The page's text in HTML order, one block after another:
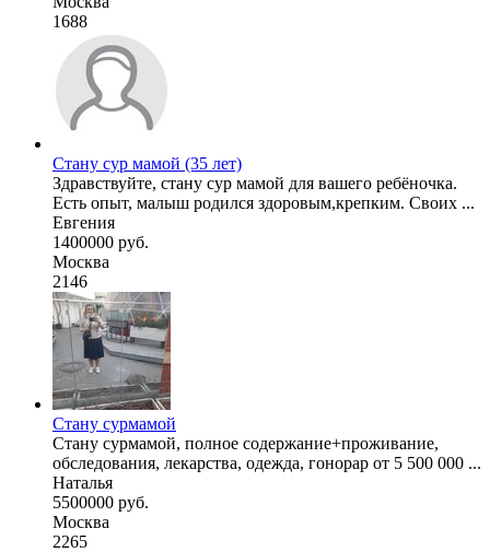
1688
Стану сур мамой (35 лет)
Здравствуйте, стану сур мамой для вашего ребёночка.
Есть опыт, малыш родился здоровым,крепким. Своих ...
Евгения
1400000 руб.
Москва
2146
Стану сурмамой
Стану сурмамой, полное содержание+проживание,
обследования, лекарства, одежда, гонорар от 5 500 000 ...
Наталья
5500000 руб.
Москва
2265